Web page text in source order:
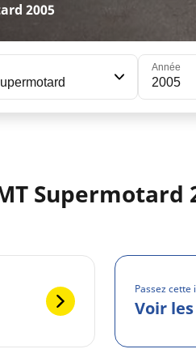
2005
Année
2005
Supermotard
Passez
Voir